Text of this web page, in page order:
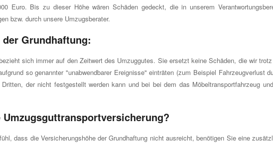
Euro. Bis zu dieser Höhe wären Schäden gedeckt, die in unserem
bzw. durch unsere Umzugsberater.
Grundhaftung:
sich immer auf den Zeitwert des Umzuggutes. Sie ersetzt keine Schäden, die wir
so genannter "unabwendbarer Ereignisse" einträten (zum Beispiel Fahrzeugverlust
der nicht festgestellt werden kann und bei bei dem das Möbeltransportfahrzeug
dass die Versicherungshöhe der Grundhaftung nicht ausreicht, benötigen Sie eine